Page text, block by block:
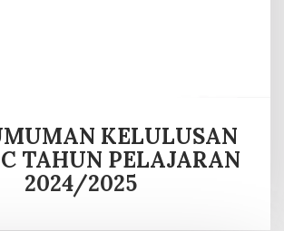
KELULUSAN
TAHUN PELAJARAN
2024/2025